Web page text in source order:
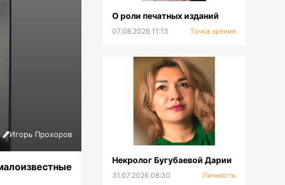
Игорь Прохоров
О роли печатных изданий
07.08.2026 11:15 Точка зрения
Некролог Бугубаевой Дарии
31.07.2026 08:30 Личность